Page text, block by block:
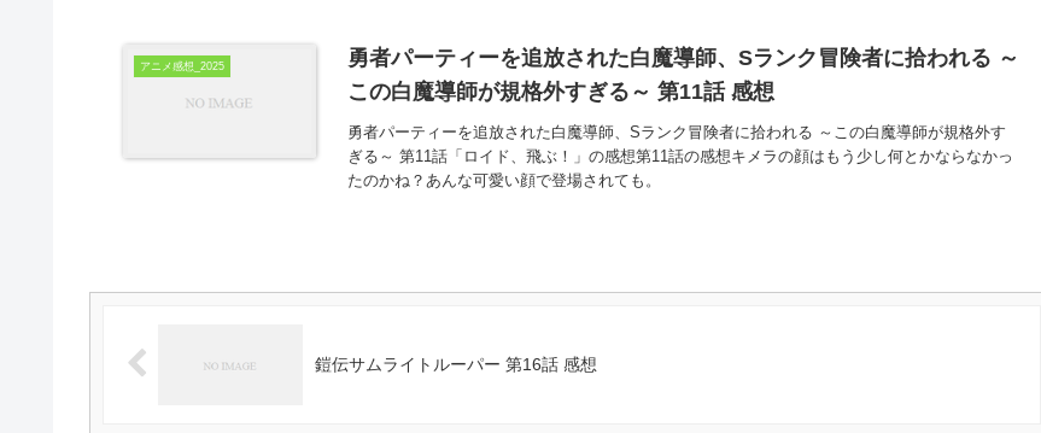
アニメ感想_2025
勇者パーティーを追放された白魔導師、Sランク冒険者に拾われる ～
この白魔導師が規格外すぎる～ 第11話 感想
勇者パーティーを追放された白魔導師、Sランク冒険者に拾われる ～この白魔導師が規格外す
ぎる～ 第11話「ロイド、飛ぶ！」の感想第11話の感想キメラの顔はもう少し何とかならなかっ
たのかね？あんな可愛い顔で登場されても。
鎧伝サムライトルーパー 第16話 感想